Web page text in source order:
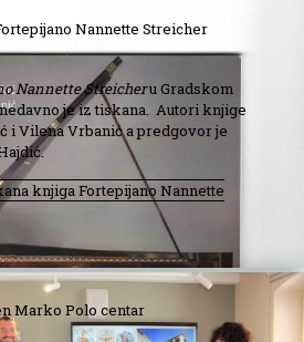
Nannette Streicher
Nannette Streicheru Gradskom
je iz tiskana. Autori knjige
i Vilena Vrbanić a predgovor je
knjiga Fortepijano Nannette
Marko Polo centar